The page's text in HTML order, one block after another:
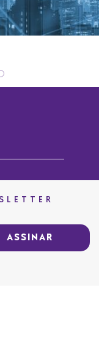
ASSINAR